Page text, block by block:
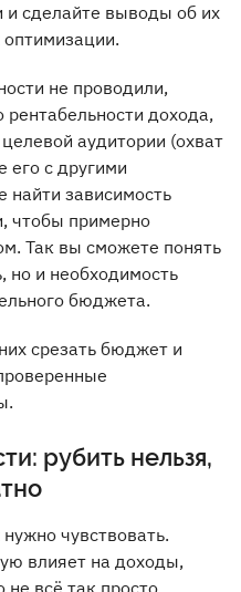
сделайте выводы об их
не проводили,
рентабельности дохода,
аудитории (охват
его с другими
найти зависимость
чтобы примерно
Так вы сможете понять
но и необходимость
бюджета.
срезать бюджет и
рубить нельзя,
чувствовать.
влияет на доходы,